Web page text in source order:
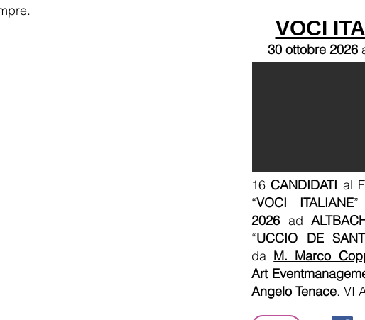
VOCI
30 ottobre 2026
16CANDIDATI al
“VOCI ITALIANE
2026 ad
“UCCIO DE
da M. Marco
Art
Angelo Tenace. VI